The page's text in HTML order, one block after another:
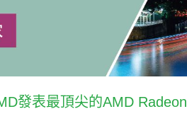
發表最頂尖的AMD